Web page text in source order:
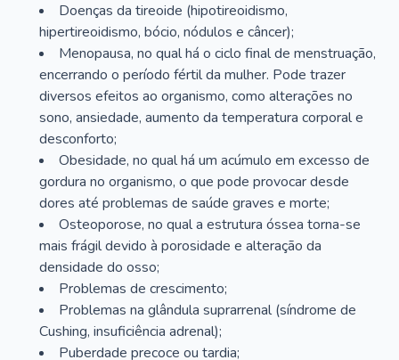
Doenças da tireoide (hipotireoidismo,
hipertireoidismo, bócio, nódulos e câncer);
Menopausa, no qual há o ciclo final de menstruação,
encerrando o período fértil da mulher. Pode trazer
diversos efeitos ao organismo, como alterações no
sono, ansiedade, aumento da temperatura corporal e
desconforto;
Obesidade, no qual há um acúmulo em excesso de
gordura no organismo, o que pode provocar desde
dores até problemas de saúde graves e morte;
Osteoporose, no qual a estrutura óssea torna-se
mais frágil devido à porosidade e alteração da
densidade do osso;
Problemas de crescimento;
Problemas na glândula suprarrenal (síndrome de
Cushing, insuficiência adrenal);
Puberdade precoce ou tardia;